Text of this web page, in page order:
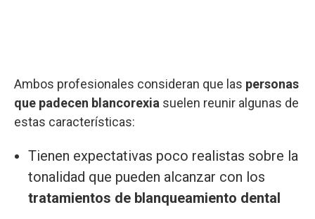
Ambos profesionales consideran que las personas
que padecen blancorexia suelen reunir algunas de
estas características:
Tienen expectativas poco realistas sobre la
tonalidad que pueden alcanzar con los
tratamientos de blanqueamiento dental